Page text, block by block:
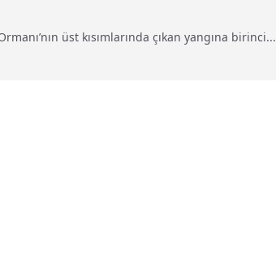
üst kısımlarında çıkan yangına birinci...